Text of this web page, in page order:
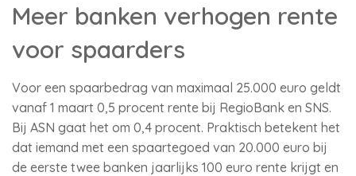
Meer banken verhogen rente
voor spaarders
Voor een spaarbedrag van maximaal 25.000 euro geldt
vanaf 1 maart 0,5 procent rente bij RegioBank en SNS.
Bij ASN gaat het om 0,4 procent. Praktisch betekent het
dat iemand met een spaartegoed van 20.000 euro bij
de eerste twee banken jaarlijks 100 euro rente krijgt en